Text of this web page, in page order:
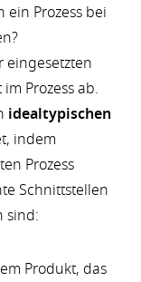
ein Prozess bei
eingesetzten
Prozess ab.
idealtypischen
indem
Prozess
Schnittstellen
sind:
Produkt, das